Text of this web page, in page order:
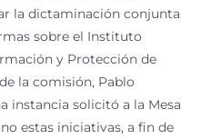
la dictaminación conjunta
sobre el Instituto
y Protección de
la comisión, Pablo
instancia solicitó a la Mesa
estas iniciativas, a fin de